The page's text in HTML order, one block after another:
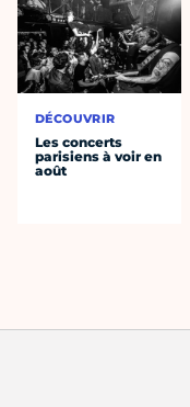
DÉCOUVRIR
Les concerts
parisiens à voir en
août